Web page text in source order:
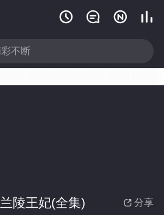
   
 分享
兰陵王妃(全集)